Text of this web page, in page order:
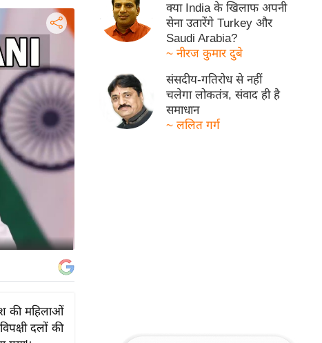
की महिलाओं
दलों की
क्या India के खिलाफ अपनी
सेना उतारेंगे Turkey और
Saudi Arabia?
~ नीरज कुमार दुबे
संसदीय-गतिरोध से नहीं
चलेगा लोकतंत्र, संवाद ही है
समाधान
~ ललित गर्ग